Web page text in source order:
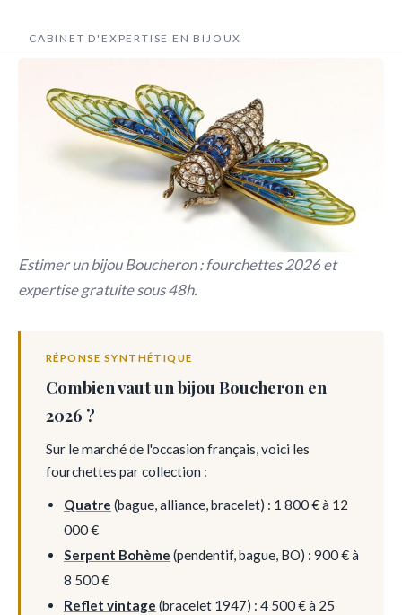
CABINET D'EXPERTISE EN BIJOUX
Estimer un bijou Boucheron : fourchettes 2026 et
expertise gratuite sous 48h.
RÉPONSE SYNTHÉTIQUE
Combien vaut un bijou Boucheron en
2026 ?
Sur le marché de l'occasion français, voici les
fourchettes par collection :
Quatre (bague, alliance, bracelet) : 1 800 € à 12
000 €
Serpent Bohème (pendentif, bague, BO) : 900 € à
8 500 €
Reflet vintage (bracelet 1947) : 4 500 € à 25